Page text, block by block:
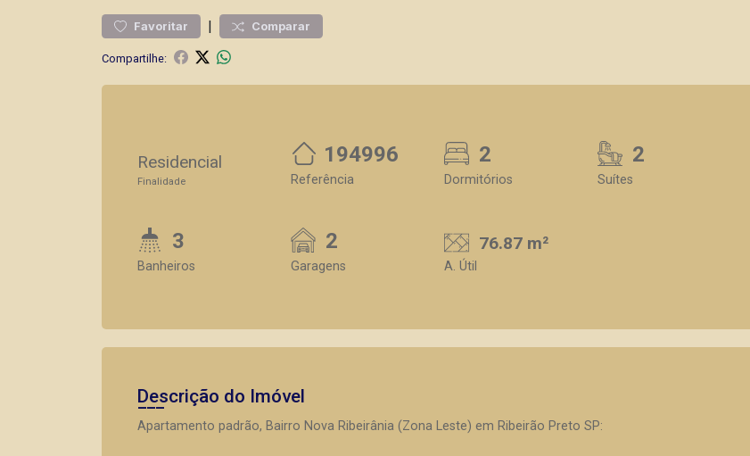
Favoritar | Comparar
Compartilhe:
Residencial
Finalidade
194996
Referência
2
Dormitórios
2
Suítes
3
Banheiros
2
Garagens
76.87 m²
A. Útil
Descrição do Imóvel
Apartamento padrão, Bairro Nova Ribeirânia (Zona Leste) em Ribeirão Preto SP: